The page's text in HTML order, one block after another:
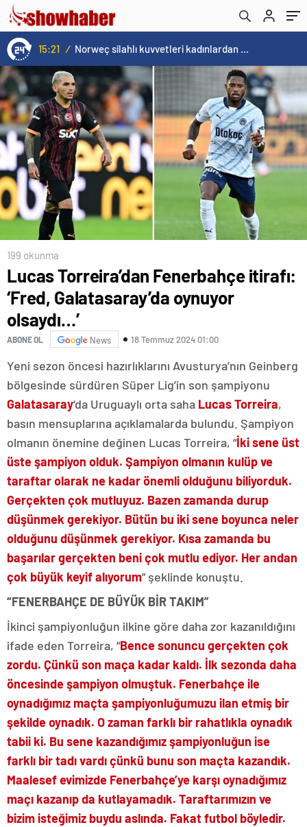
15:20 / Cristiano Ronaldo’nun akıllara zarar tüm kariyerinin istatistiğini çıkardık !
199 okunma
Lucas Torreira’dan Fenerbahçe itirafı:
‘Fred, Galatasaray’da oynuyor
olsaydı…’
ABONE OL News 18 Temmuz 2024 01:00
Yeni sezon öncesi hazırlıklarını Avusturya’nın Geinberg
bölgesinde sürdüren Süper Lig’in son şampiyonu
Galatasaray‘da Uruguaylı orta saha Lucas Torreira,
basın mensuplarına açıklamalarda bulundu. Şampiyon
olmanın önemine değinen Lucas Torreira, “İki sene üst
üste şampiyon olduk. Şampiyon olmanın kulüp ve
taraftar olarak ne kadar önemli olduğunu biliyorduk.
Gerçekten çok mutluyuz. Bazen zamanda durup
düşünmek gerekiyor. Bütün bu iki sene boyunca neler
olduğunu düşünmek gerekiyor. Kısa zamanda bu
başarılar gerçekten beni çok mutlu ediyor. Her andan
çok büyük keyif alıyorum” şeklinde konuştu.
“FENERBAHÇE DE BÜYÜK BİR TAKIM”
İkinci şampiyonluğun ilkine göre daha zor kazanıldığını
ifade eden Torreira, “Bence sonuncu gerçekten çok
zordu. Çünkü son maça kadar kaldı. İlk sezonda daha
öncesinde şampiyon olmuştuk. Fenerbahçe ile
oynadığımız maçta şampiyonluğumuzu ilan etmiş bir
şekilde oynadık. O zaman farklı bir rahatlıkla oynadık
tabii ki. Bu sene kazandığımız şampiyonluğun ise
farklı bir tadı vardı çünkü bunu son maçta kazandık.
Maalesef evimizde Fenerbahçe’ye karşı oynadığımız
maçı kazanıp da kutlayamadık. Taraftarımızın ve
bizim isteğimiz buydu aslında. Fakat futbol böyledir.